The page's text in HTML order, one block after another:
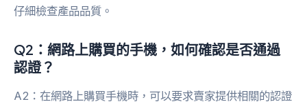
仔細檢查產品品質。
Q2：網路上購買的手機，如何確認是否通過
認證？
A2：在網路上購買手機時，可以要求賣家提供相關的認證